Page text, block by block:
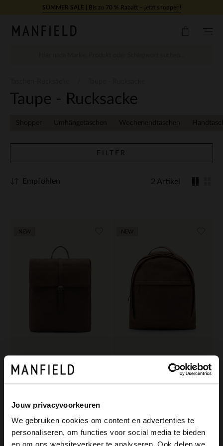
Jouw privacyvoorkeuren
We gebruiken cookies om content en advertenties te
personaliseren, om functies voor social media te bieden
Zum Inhalt springenSUMMER SALE | Bis zu 70 % Rabatt – jetzt shoppen!
Taupe - Rucksacke
Shopper Umhängetaschen Wochenendtaschen
FILTER
2 Artikel
Empfohlen
Manfield
Taupefarbener Nubuk-Rucksack Taupefarbener Unisex-Rucksack aus Nubuk